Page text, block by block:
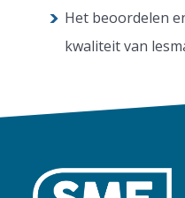
Het beoordelen
kwaliteit van